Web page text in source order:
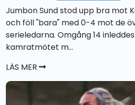
Jumbon Sund stod upp bra mot
och föll "bara" med 0-4 mot de
serieledarna. Omgång 14
kamratmötet m...
LÄS MER